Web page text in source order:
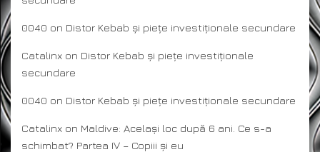
0040 on Distor Kebab și piețe investiționale secundare
Catalinx on Distor Kebab și piețe investiționale
secundare
0040 on Distor Kebab și piețe investiționale secundare
Catalinx on Maldive: Același loc după 6 ani. Ce s-a
schimbat? Partea IV – Copiii și eu